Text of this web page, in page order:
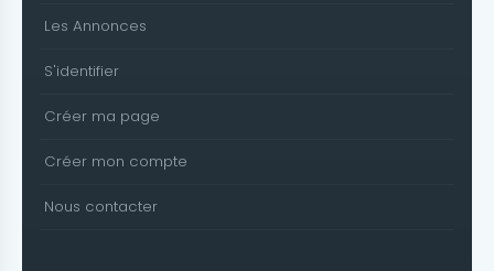
Les Annonces
S'identifier
Créer ma page
Créer mon compte
Nous contacter